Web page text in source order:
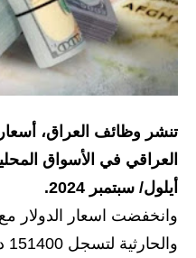
تنشر وظائف العراق،
أيلول/ سبتمبر 2024.
وانخفضت اسعار الدولار